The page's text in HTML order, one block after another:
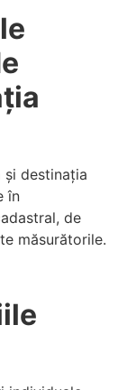
destinația
în
de
măsurătorile.